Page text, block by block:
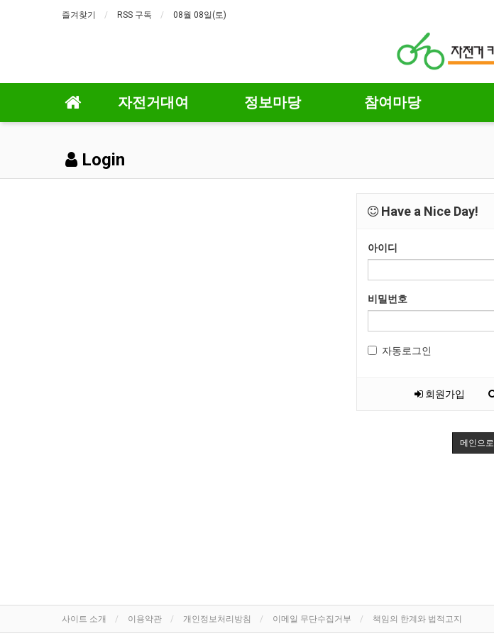
즐겨찾기 RSS 구독 08월 08일(토)
자전거대여 정보마당 참여마당
Login
Have a Nice Day!
아이디
비밀번호
자동로그인
회원가입
메인으로
사이트 소개 이용약관 개인정보처리방침 이메일 무단수집거부 책임의 한계와 법적고지